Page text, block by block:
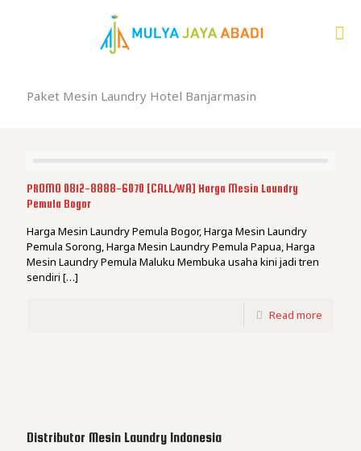
Paket Mesin Laundry Hotel Banjarmasin
PROMO 0812-8888-6070 [CALL/WA] Harga Mesin Laundry
Pemula Bogor
Harga Mesin Laundry Pemula Bogor, Harga Mesin Laundry
Pemula Sorong, Harga Mesin Laundry Pemula Papua, Harga
Mesin Laundry Pemula Maluku Membuka usaha kini jadi tren
sendiri […]
Read more
Distributor Mesin Laundry Indonesia